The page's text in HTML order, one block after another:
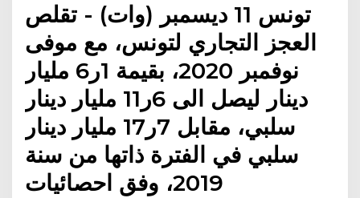
تونس 11 ديسمبر (وات) - تقلص
العجز التجاري لتونس، مع موفى
نوفمبر 2020، بقيمة 1ر6 مليار
دينار ليصل الى 6ر11 مليار دينار
سلبي، مقابل 7ر17 مليار دينار
سلبي في الفترة ذاتها من سنة
2019، وفق احصائيات